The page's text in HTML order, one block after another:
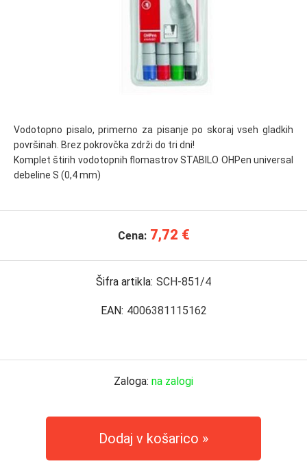
Vodotopno pisalo, primerno za pisanje po skoraj vseh gladkih
površinah. Brez pokrovčka zdrži do tri dni!
Komplet štirih vodotopnih flomastrov STABILO OHPen universal
debeline S (0,4 mm)
Cena: 7,72 €
Šifra artikla: SCH-851/4
EAN: 4006381115162
Zaloga: na zalogi
Dodaj v košarico